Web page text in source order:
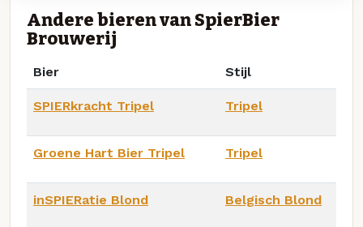
Andere bieren van SpierBier
Brouwerij
Bier Stijl
SPIERkracht Tripel Tripel
Groene Hart Bier Tripel Tripel
inSPIERatie Blond Belgisch Blond